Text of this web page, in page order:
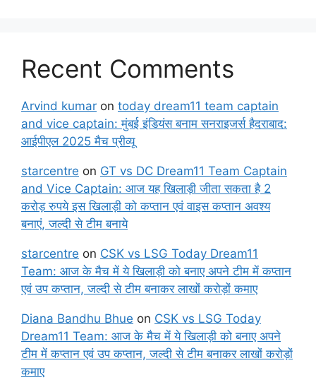
Recent Comments
Arvind kumar on today dream11 team captain
and vice captain: मुंबई इंडियंस बनाम सनराइजर्स हैदराबाद:
आईपीएल 2025 मैच प्रीव्यू
starcentre on GT vs DC Dream11 Team Captain
and Vice Captain: आज यह खिलाड़ी जीता सकता है 2
करोड़ रुपये इस खिलाड़ी को कप्तान एवं वाइस कप्तान अवश्य
बनाएं, जल्दी से टीम बनाये
starcentre on CSK vs LSG Today Dream11
Team: आज के मैच में ये खिलाड़ी को बनाए अपने टीम में कप्तान
एवं उप कप्तान, जल्दी से टीम बनाकर लाखों करोड़ों कमाए
Diana Bandhu Bhue on CSK vs LSG Today
Dream11 Team: आज के मैच में ये खिलाड़ी को बनाए अपने
टीम में कप्तान एवं उप कप्तान, जल्दी से टीम बनाकर लाखों करोड़ों
कमाए